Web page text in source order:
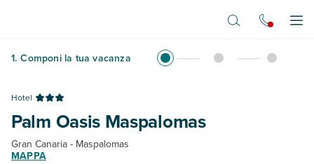
1. Componi la tua vacanza
Hotel
Palm Oasis Maspalomas
Gran Canaria - Maspalomas
MAPPA